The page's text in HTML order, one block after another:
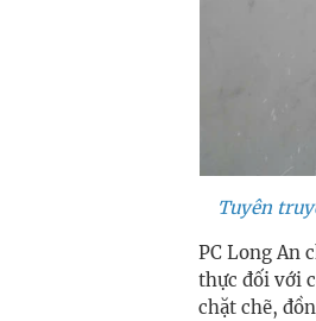
Tuyên
PC Long An
thực đối với
chặt chẽ,